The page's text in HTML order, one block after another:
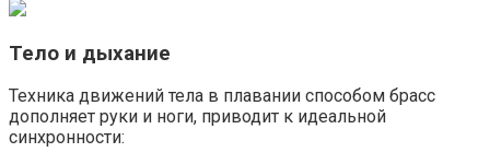
Тело и дыхание
Техника движений тела в плавании способом брасс
дополняет руки и ноги, приводит к идеальной
синхронности: